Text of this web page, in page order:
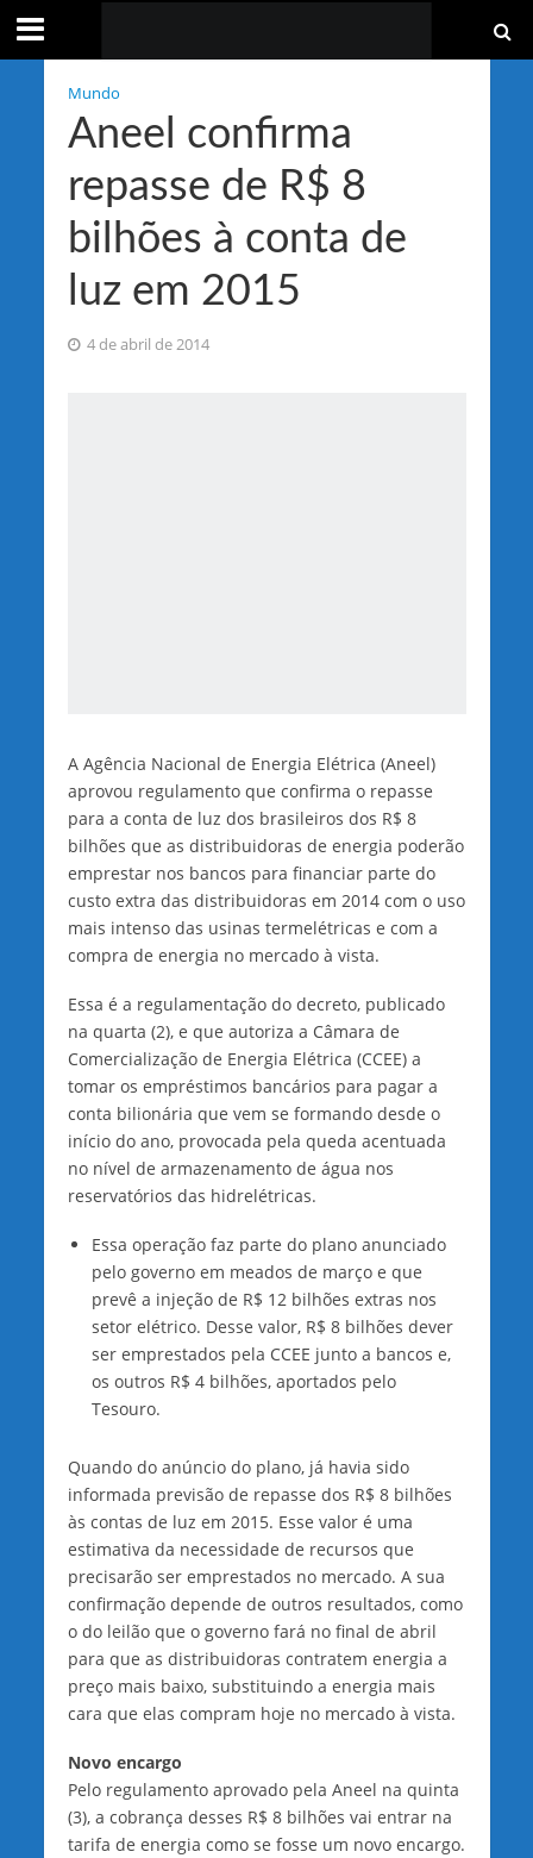
Mundo
Aneel confirma
repasse de R$ 8
bilhões à conta de
luz em 2015
4 de abril de 2014
A Agência Nacional de Energia Elétrica (Aneel)
aprovou regulamento que confirma o repasse
para a conta de luz dos brasileiros dos R$ 8
bilhões que as distribuidoras de energia poderão
emprestar nos bancos para financiar parte do
custo extra das distribuidoras em 2014 com o uso
mais intenso das usinas termelétricas e com a
compra de energia no mercado à vista.
Essa é a regulamentação do decreto, publicado
na quarta (2), e que autoriza a Câmara de
Comercialização de Energia Elétrica (CCEE) a
tomar os empréstimos bancários para pagar a
conta bilionária que vem se formando desde o
início do ano, provocada pela queda acentuada
no nível de armazenamento de água nos
reservatórios das hidrelétricas.
Essa operação faz parte do plano anunciado
pelo governo em meados de março e que
prevê a injeção de R$ 12 bilhões extras nos
setor elétrico. Desse valor, R$ 8 bilhões dever
ser emprestados pela CCEE junto a bancos e,
os outros R$ 4 bilhões, aportados pelo
Tesouro.
Quando do anúncio do plano, já havia sido
informada previsão de repasse dos R$ 8 bilhões
às contas de luz em 2015. Esse valor é uma
estimativa da necessidade de recursos que
precisarão ser emprestados no mercado. A sua
confirmação depende de outros resultados, como
o do leilão que o governo fará no final de abril
para que as distribuidoras contratem energia a
preço mais baixo, substituindo a energia mais
cara que elas compram hoje no mercado à vista.
Novo encargo
Pelo regulamento aprovado pela Aneel na quinta
(3), a cobrança desses R$ 8 bilhões vai entrar na
tarifa de energia como se fosse um novo encargo.